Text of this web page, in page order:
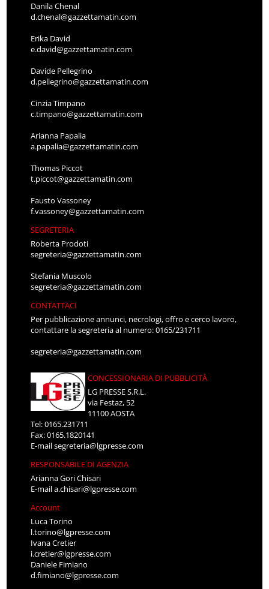
Danila Chenal
d.chenal@gazzettamatin.com
Erika David
e.david@gazzettamatin.com
Davide Pellegrino
d.pellegrino@gazzettamatin.com
Cinzia Timpano
c.timpano@gazzettamatin.com
Arianna Papalia
a.papalia@gazzettamatin.com
Thomas Piccot
t.piccot@gazzettamatin.com
Fausto Vassoney
f.vassoney@gazzettamatin.com
SEGRETERIA
Roberta Prodoti
segreteria@gazzettamatin.com
Stefania Muscolo
segreteria@gazzettamatin.com
CONTATTACI
Per pubblicazione annunci, necrologi, offro e cerco lavoro,
contattare la segreteria al numero: 0165/231711
segreteria@gazzettamatin.com
CONCESSIONARIA DI PUBBLICITÀ
LG PRESSE S.R.L.
via Festaz, 52
11100 AOSTA
Tel: 0165.231711
Fax: 0165.1820141
E-mailsegreteria@lgpresse.com
RESPONSABILE DI AGENZIA
Arianna Gori Chisari
E-maila.chisari@lgpresse.com
Account
Luca Torino
l.torino@lgpresse.com
Ivana Cretier
i.cretier@lgpresse.com
Daniele Fimiano
d.fimiano@lgpresse.com